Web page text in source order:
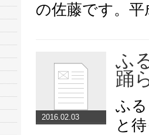
の佐藤です。
2016.02.03
ふ
踊
ふ
と